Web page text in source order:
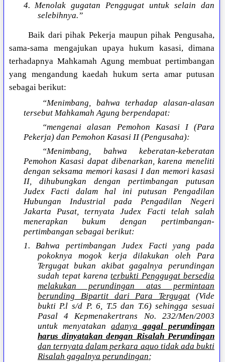
4. Menolak gugatan Penggugat untuk selain dan
selebihnya.”
Baik dari pihak Pekerja maupun pihak Pengusaha,
sama-sama mengajukan upaya hukum kasasi, dimana
terhadapnya Mahkamah Agung membuat pertimbangan
yang mengandung kaedah hukum serta amar putusan
sebagai berikut:
“Menimbang, bahwa terhadap alasan-alasan
tersebut Mahkamah Agung berpendapat:
“mengenai alasan Pemohon Kasasi I (Para
Pekerja) dan Pemohon Kasasi II (Pengusaha):
“Menimbang, bahwa keberatan-keberatan
Pemohon Kasasi dapat dibenarkan, karena meneliti
dengan seksama memori kasasi I dan memori kasasi
II, dihubungkan dengan pertimbangan putusan
Judex Facti dalam hal ini putusan Pengadilan
Hubungan Industrial pada Pengadilan Negeri
Jakarta Pusat, ternyata Judex Facti telah salah
menerapkan bukum dengan pertimbangan-
pertimbangan sebagai berikut:
1. Bahwa pertimbangan Judex Facti yang pada
pokoknya mogok kerja dilakukan oleh Para
Tergugat bukan akibat gagalnya perundingan
sudah tepat karenaterbukti Penggugat bersedia
melakukan perundingan atas permintaan
berunding Bipartit dari Para Tergugat (Vide
bukti P.l s/d P. 6, T.5 dan T.6) sehingga sesuai
Pasal 4 Kepmenakertrans No. 232/Men/2003
untuk menyatakan adanya gagal perundingan
harus dinyatakan dengan Risalah Perundingan
dan ternyata dalam perkara aquo tidak ada bukti
Risalah gagalnya perundingan;